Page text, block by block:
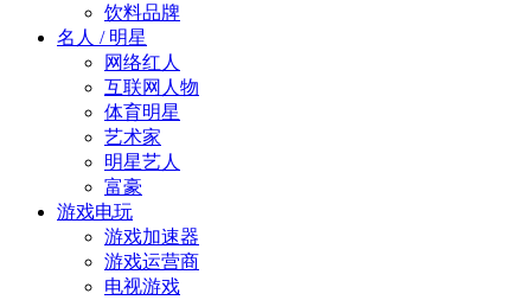
饮料品牌
名人 / 明星
网络红人
互联网人物
体育明星
艺术家
明星艺人
富豪
游戏电玩
游戏加速器
游戏运营商
电视游戏